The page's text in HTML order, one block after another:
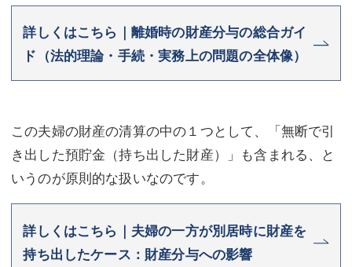
詳しくはこちら｜離婚時の財産分与の総合ガイ
ド（法的理論・手続・実務上の問題の全体像）
この夫婦の財産の清算の中の１つとして、「無断で引
き出した預貯金（持ち出した財産）」も含まれる、と
いうのが原則的な扱いなのです。
詳しくはこちら｜夫婦の一方が別居時に財産を
持ち出したケース：財産分与への影響